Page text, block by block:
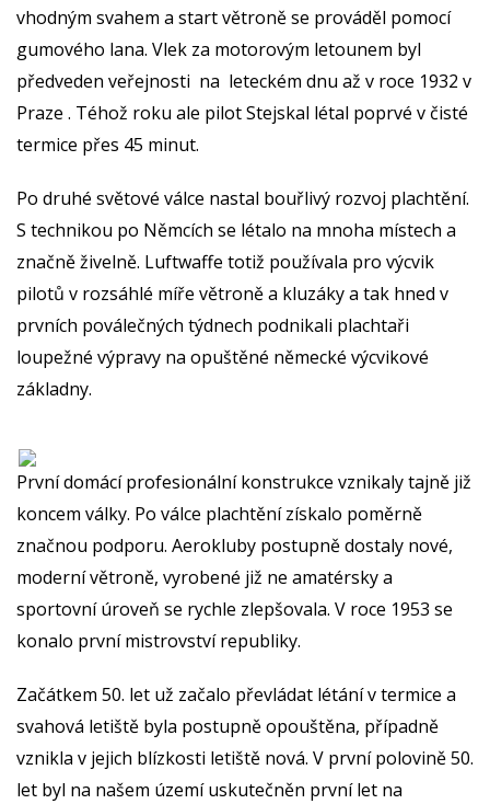
vhodným svahem a start větroně se prováděl pomocí
gumového lana. Vlek za motorovým letounem byl
předveden veřejnosti na leteckém dnu až v roce 1932 v
Praze . Téhož roku ale pilot Stejskal létal poprvé v čisté
termice přes 45 minut.
Po druhé světové válce nastal bouřlivý rozvoj plachtění.
S technikou po Němcích se létalo na mnoha místech a
značně živelně. Luftwaffe totiž používala pro výcvik
pilotů v rozsáhlé míře větroně a kluzáky a tak hned v
prvních poválečných týdnech podnikali plachtaři
loupežné výpravy na opuštěné německé výcvikové
základny.
První domácí profesionální konstrukce vznikaly tajně již
koncem války. Po válce plachtění získalo poměrně
značnou podporu. Aerokluby postupně dostaly nové,
moderní větroně, vyrobené již ne amatérsky a
sportovní úroveň se rychle zlepšovala. V roce 1953 se
konalo první mistrovství republiky.
Začátkem 50. let už začalo převládat létání v termice a
svahová letiště byla postupně opouštěna, případně
vznikla v jejich blízkosti letiště nová. V první polovině 50.
let byl na našem území uskutečněn první let na